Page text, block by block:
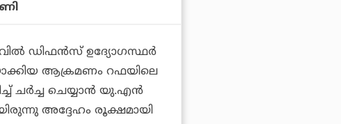
ഡിഫൻസ് ഉദ്യോഗസ്ഥർ
ആക്രമണം റഫയിലെ
ചർച്ച ചെയ്യാൻ യു.എൻ
അദ്ദേഹം രൂക്ഷമായി